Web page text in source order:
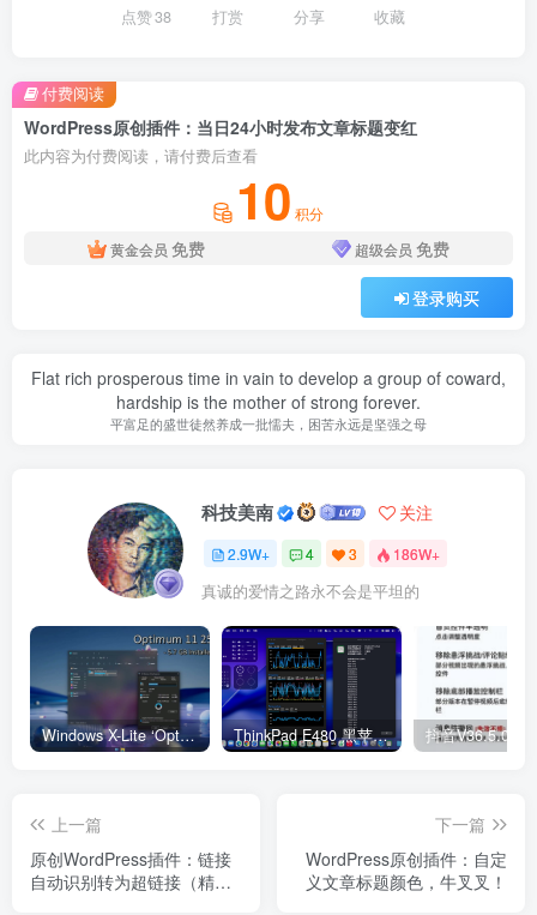
点赞38 打赏 分享 收藏
WordPress原创插件：当日24小时发布文章标题变红
此内容为付费阅读，请付费后查看
10 积分
黄金会员 免费 超级会员 免费
登录购买
付费阅读
Flat rich prosperous time in vain to develop a group of coward,
hardship is the mother of strong forever.
平富足的盛世徒然养成一批懦夫，困苦永远是坚强之母
科技美南 关注
2.9W+ 4 3 186W+
真诚的爱情之路永不会是平坦的
Windows X-Lite ‘Optimum 11’ 25H2 Pro v2 ThinkPad E480 黑苹果完美Tahoe的EFI分享（2026.03.01更新） 抖音V36.5.0 内
上一篇
原创WordPress插件：链接
自动识别转为超链接（精简
下一篇
WordPress原创插件：自定
义文章标题颜色，牛叉叉！